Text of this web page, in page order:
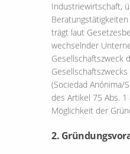
Industriewirtschaft,
trägt laut
wechselnder
Gesellschaftszweck
(Sociedad Anónima/
des Artikel 75 Abs.
Möglichkeit der
2.